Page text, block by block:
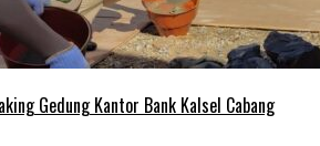
Gedung Kantor Bank Kalsel Cabang